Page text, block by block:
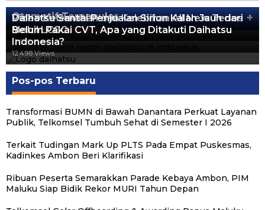
Otomotif Terpopuler +
Video Kelemahan dan Kelebihan All New Terios
13.424 Views
Daihatsu Santai Penjualan Sirion Kalah Jauh dari
Mobil LCGC
12.559 Views
Belum Pakai CVT, Apa yang Ditakuti Daihatsu
Indonesia?
12.498 Views
Pos-pos Terbaru
Transformasi BUMN di Bawah Danantara Perkuat Layanan
Publik, Telkomsel Tumbuh Sehat di Semester I 2026
Terkait Tudingan Mark Up PLTS Pada Empat Puskesmas,
Kadinkes Ambon Beri Klarifikasi
Ribuan Peserta Semarakkan Parade Kebaya Ambon, PIM
Maluku Siap Bidik Rekor MURI Tahun Depan